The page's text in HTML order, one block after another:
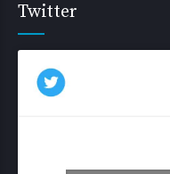
Twitter